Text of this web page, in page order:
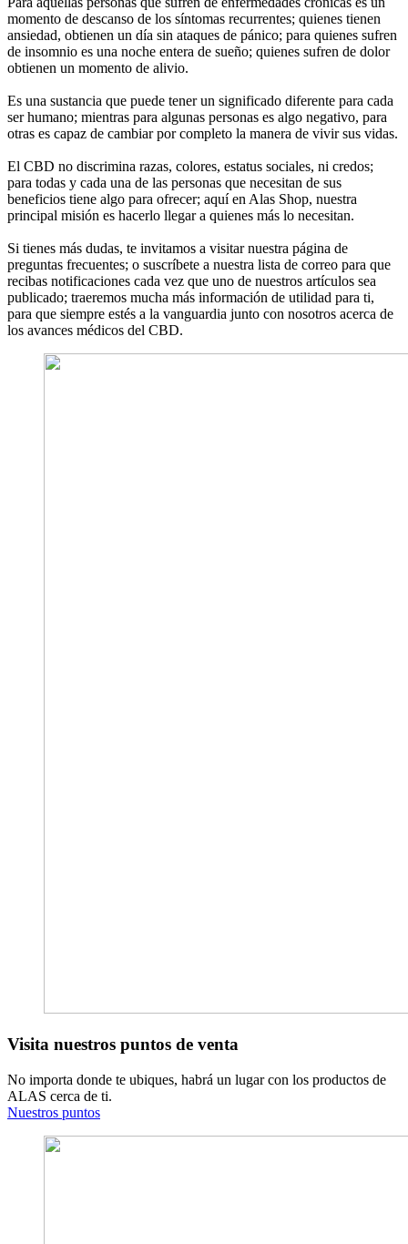
momento de descanso de los síntomas recurrentes; quienes tienen
ansiedad, obtienen un día sin ataques de pánico; para quienes sufren
de insomnio es una noche entera de sueño; quienes sufren de dolor
obtienen un momento de alivio.
Es una sustancia que puede tener un significado diferente para cada
ser humano; mientras para algunas personas es algo negativo, para
otras es capaz de cambiar por completo la manera de vivir sus vidas.
El CBD no discrimina razas, colores, estatus sociales, ni credos;
para todas y cada una de las personas que necesitan de sus
beneficios tiene algo para ofrecer; aquí en Alas Shop, nuestra
principal misión es hacerlo llegar a quienes más lo necesitan.
Si tienes más dudas, te invitamos a visitar nuestra página de
preguntas frecuentes; o suscríbete a nuestra lista de correo para que
recibas notificaciones cada vez que uno de nuestros artículos sea
publicado; traeremos mucha más información de utilidad para ti,
para que siempre estés a la vanguardia junto con nosotros acerca de
los avances médicos del CBD.
Visita nuestros puntos de venta
No importa donde te ubiques, habrá un lugar con los productos de
ALAS cerca de ti.
Nuestros puntos